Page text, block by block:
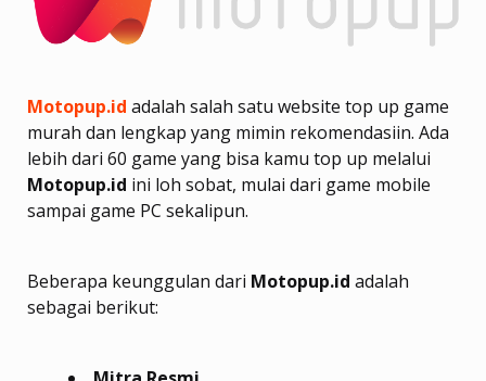
Motopup.id adalah salah satu website top up game
murah dan lengkap yang mimin rekomendasiin. Ada
lebih dari 60 game yang bisa kamu top up melalui
Motopup.id ini loh sobat, mulai dari game mobile
sampai game PC sekalipun.
Beberapa keunggulan dari Motopup.id adalah
sebagai berikut: